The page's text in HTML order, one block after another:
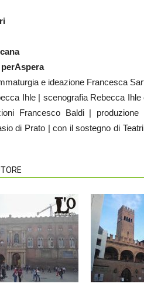
e ideazione Francesca
Ihle | scenografia Rebecca Ihle
Francesco Baldi |
di Prato | con il sostegno di